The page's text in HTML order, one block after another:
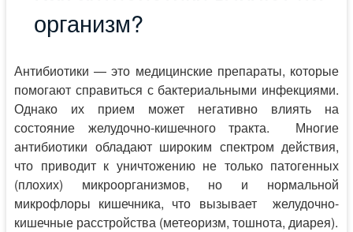
организм?
Антибиотики — это медицинские препараты, которые
помогают справиться с бактериальными инфекциями.
Однако их прием может негативно влиять на
состояние желудочно-кишечного тракта. Многие
антибиотики обладают широким спектром действия,
что приводит к уничтожению не только патогенных
(плохих) микроорганизмов, но и нормальной
микрофлоры кишечника, что вызывает желудочно-
кишечные расстройства (метеоризм, тошнота, диарея).